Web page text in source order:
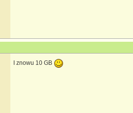
I znowu 10 GB